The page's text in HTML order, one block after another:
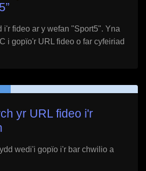
”
i'r fideo ar y wefan "Sport5". Yna
i gopïo'r URL fideo o far cyfeiriad
yr URL fideo i'r
wedi'i gopïo i'r bar chwilio a